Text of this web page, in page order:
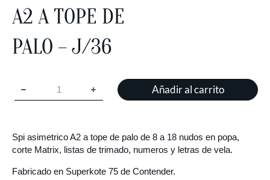
A2 A TOPE DE
PALO – J/36
Añadir al carrito
Spi asimetrico A2 a tope de palo de 8 a 18 nudos en popa,
corte Matrix, listas de trimado, numeros y letras de vela.
Fabricado en Superkote 75 de Contender.